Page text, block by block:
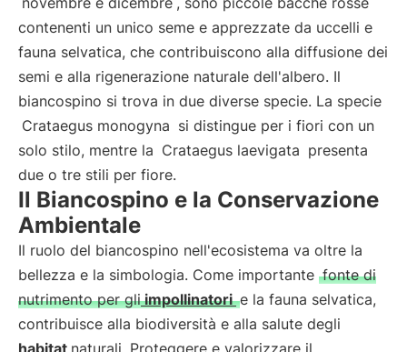
contenenti un unico seme e apprezzate da uccelli e
fauna selvatica, che contribuiscono alla diffusione dei
semi e alla rigenerazione naturale dell'albero. Il
biancospino si trova in due diverse specie. La specie
Crataegus monogyna si distingue per i fiori con un
solo stilo, mentre la Crataegus laevigata presenta
due o tre stili per fiore.
Il Biancospino e la Conservazione
Ambientale
Il ruolo del biancospino nell'ecosistema va oltre la
bellezza e la simbologia. Come importante fonte di
nutrimento per gliimpollinatori e la fauna selvatica,
contribuisce alla biodiversità e alla salute degli
habitat naturali. Proteggere e valorizzare il